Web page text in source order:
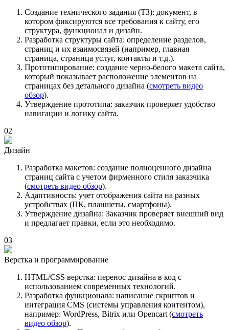
Создание технического задания (ТЗ): документ, в
котором фиксируются все требования к сайту, его
структура, функционал и дизайн.
Разработка структуры сайта: определение разделов,
страниц и их взаимосвязей (например, главная
страница, страница услуг, контакты и т.д.).
Прототипирование: создание черно-белого макета сайта,
который показывает расположение элементов на
страницах без детального дизайна (смотреть видео
обзор).
Утверждение прототипа: заказчик проверяет удобство
навигации и логику сайта.
02
Дизайн
Разработка макетов: создание полноценного дизайна
страниц сайта с учетом фирменного стиля заказчика
(смотреть видео обзор).
Адаптивность: учет отображения сайта на разных
устройствах (ПК, планшеты, смартфоны).
Утверждение дизайна: Заказчик проверяет внешний вид
и предлагает правки, если это необходимо.
03
Верстка и программирование
HTML/CSS верстка: перенос дизайна в код с
использованием современных технологий.
Разработка функционала: написание скриптов и
интеграция CMS (системы управления контентом),
например: WordPress, Bitrix или Opencart (смотреть
видео обзор).